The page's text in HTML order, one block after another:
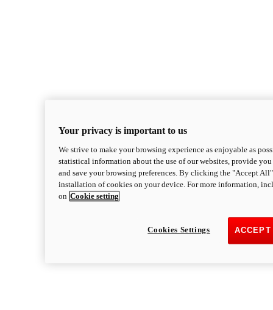
Your privacy is important to us
We strive to make your browsing experience as enjoyable as
statistical information about the use of our websites, provide
and save your browsing preferences. By clicking the "Accept
installation of cookies on your device. For more information,
on Cookie setting
Cookies Settings